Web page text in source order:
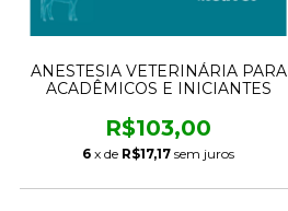
ANESTESIA VETERINÁRIA PARA
ACADÊMICOS E INICIANTES
R$103,00
6 x de R$17,17 sem juros